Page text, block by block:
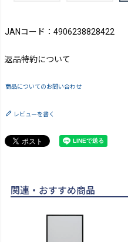
JANコード：4906238828422
返品特約について
商品についてのお問い合わせ
レビューを書く
関連・おすすめ商品